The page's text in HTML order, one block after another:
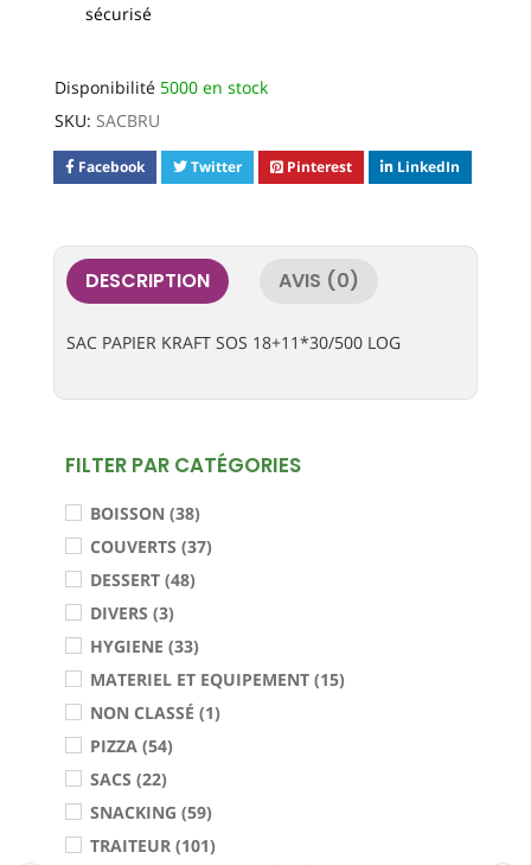
FILTER PAR CATÉGORIES
BOISSON (38)
COUVERTS (37)
DESSERT (48)
DIVERS (3)
HYGIENE (33)
MATERIEL ET EQUIPEMENT (15)
NON CLASSÉ (1)
PIZZA (54)
SACS (22)
SNACKING (59)
TRAITEUR (101)
sécurisé
Disponibilité 5000 en stock
SKU: SACBRU
Facebook Twitter Pinterest LinkedIn
DESCRIPTION AVIS (0)
SAC PAPIER KRAFT SOS 18+11*30/500 LOG